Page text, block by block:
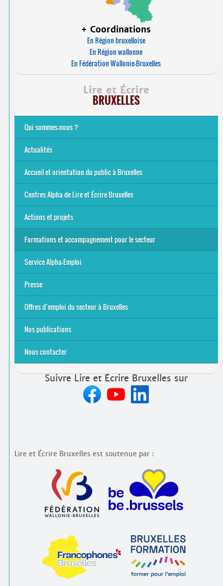
+ Coordinations
En Région bruxelloise
En Région wallonne
En Fédération Wallonie-Bruxelles
Lire et Écrire
BRUXELLES
Qui sommes-nous ?
Analphabétisme et illettrisme
L’alphabétisation populaire
Le mouvement Lire et Écrire
Nos missions
... Tous les articles
Actualités
Offres d’emploi du secteur à Bruxelles
La rentrée 2026-27
Pour être belge à la plage…
A vos agendas ! Alpha bruxellois, mobilise-toi !
Inauguration du Centre Alpha Forest de Lire et Écrire
Bruxelles
... Tous les articles
Accueil et orientation du public à Bruxelles
8 Points Accueil
Publics concernés ?
Que proposons-nous ?
Qui sommes-nous ?
Centres Alpha de Lire et Écrire Bruxelles
Actions et projets
Alpha-Jeux
Arts & Alpha
Jeudis du Cinéma
Le projet Alpha-TIC
Notre projet FSE
Tac-TIC Emploi
Formations et accompagnement pour le secteur
S’initier
Se former
Se rencontrer
Être accompagné·e
Service Alpha-Emploi
Équipe et contacts
Accompagnement individuel
Accompagnement collectif
Folder Service Alpha-Emploi
Presse
2021
2024
2025
Offres d’emploi du secteur à Bruxelles
Emplois rémunérés
Bénévolat
Candidature spontanée à Lire et Écrire Bruxelles
Nos publications
Nous contacter
Suivre Lire et Écrire Bruxelles sur
Lire et Écrire Bruxelles est soutenue par :